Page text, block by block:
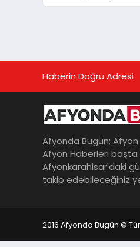
Haberin Doğru Adresi
Afyonda Bugün;
Afyon Haberleri
Afyonkarahisar'daki
takip edebileceğiniz
2016 Afyonda Bugün ©